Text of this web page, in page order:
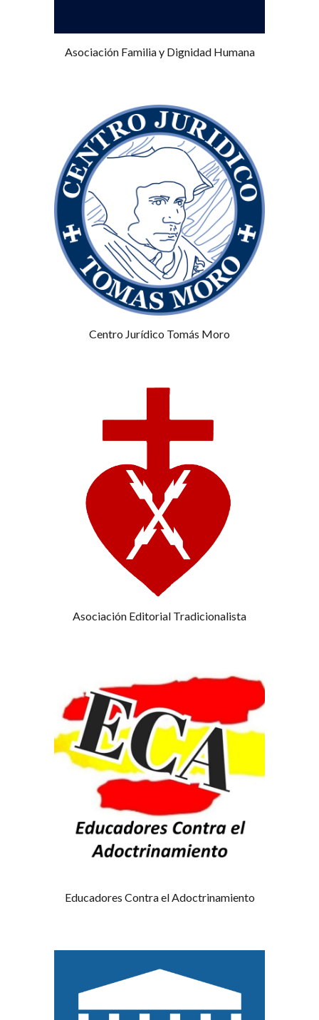
Asociación Familia y Dignidad Humana
Centro Jurídico Tomás Moro
Asociación Editorial Tradicionalista
Educadores Contra el Adoctrinamiento